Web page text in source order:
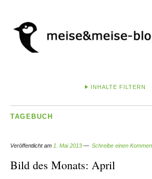
INHALTE FILTERN
TAGEBUCH
Veröffentlicht am 1. Mai 2013 Schreibe einen
Bild des Monats: April